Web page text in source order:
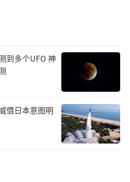
到多个UFO 神
慑日本意图明